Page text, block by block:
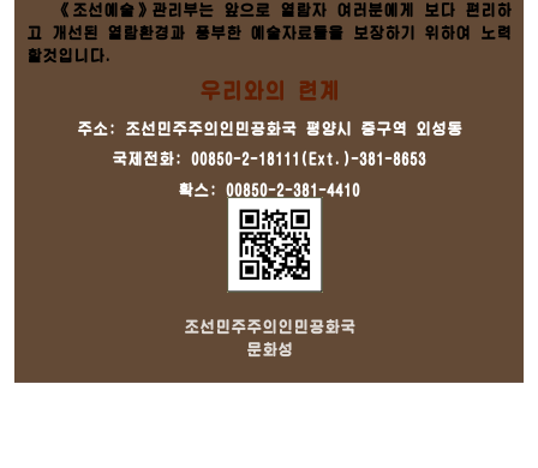
《조선예술》관리부는 앞으로 열람자 여러분에게 보다 편리하
고 개선된 열람환경과 풍부한 예술자료들을 보장하기 위하여 노력
할것입니다.
우리와의 련계
주소: 조선민주주의인민공화국 평양시 중구역 외성동
국제전화: 00850-2-18111(Ext.)-381-8653
확스: 00850-2-381-4410
조선민주주의인민공화국
문화성